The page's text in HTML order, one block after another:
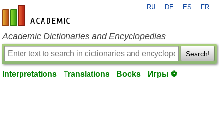
en-academic.com
RU DE ES FR
Academic Dictionaries and Encyclopedias
Search!
Interpretations Translations Books Игры ⚽